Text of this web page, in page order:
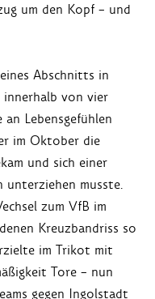
um den Kopf – und
Abschnitts in
innerhalb von vier
Lebensgefühlen
im Oktober die
und sich einer
musste.
zum VfB im
Kreuzbandriss so
im Trikot mit
Tore – nun
gegen Ingolstadt